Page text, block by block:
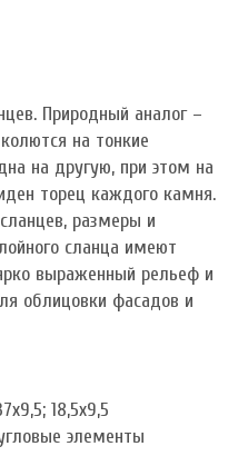
Природный аналог –
на тонкие
на другую, при этом на
торец каждого камня.
размеры и
сланца имеют
выраженный рельеф и
облицовки фасадов и
18,5x9,5
элементы